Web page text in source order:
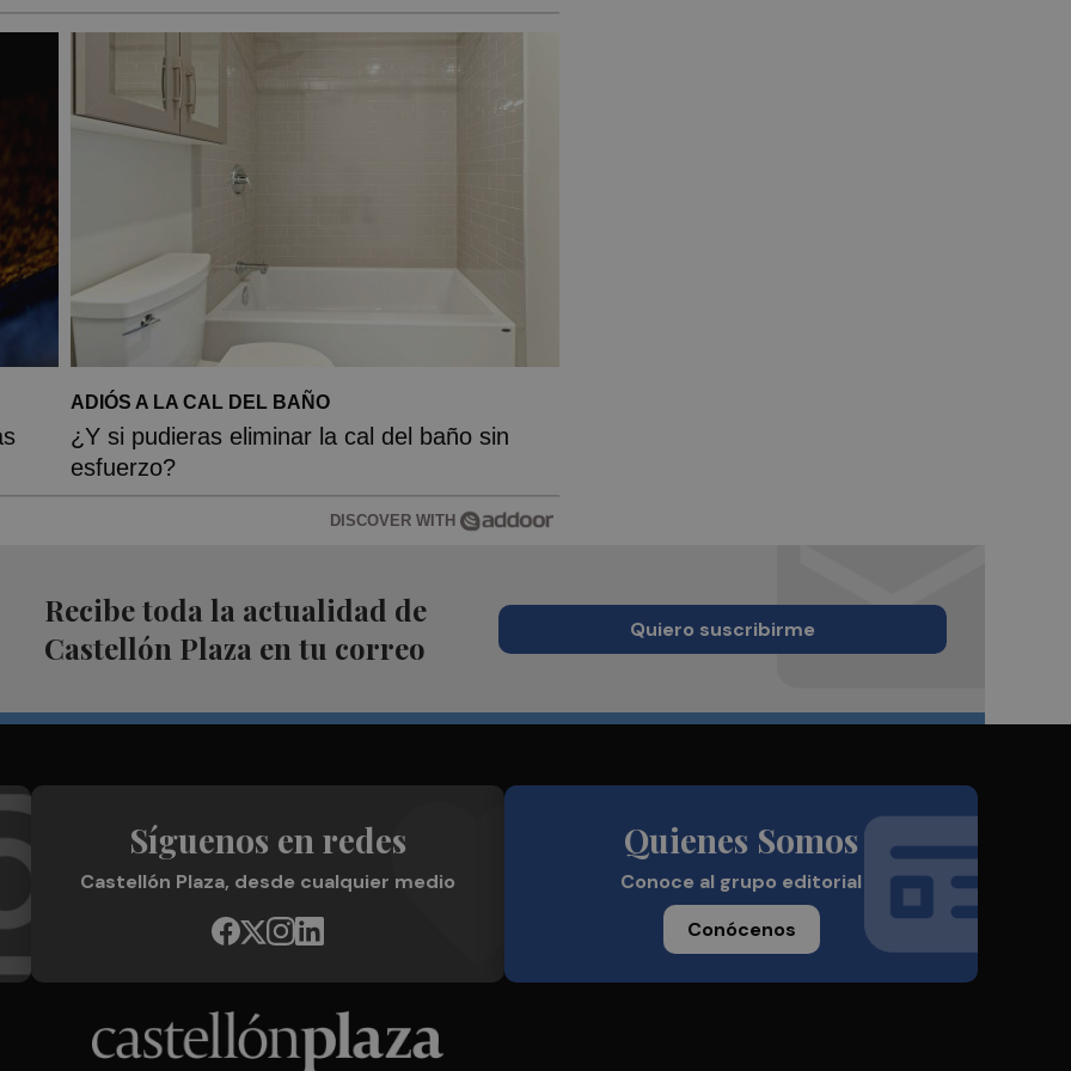
ADIÓS A LA CAL DEL BAÑO
¿Y si pudieras eliminar la cal del baño sin
esfuerzo?
DISCOVER WITH
Recibe toda la actualidad de
Castellón Plaza en tu correo
Quiero suscribirme
Síguenos en redes
Castellón Plaza, desde cualquier medio
Quienes Somos
Conoce al grupo editorial
Conócenos